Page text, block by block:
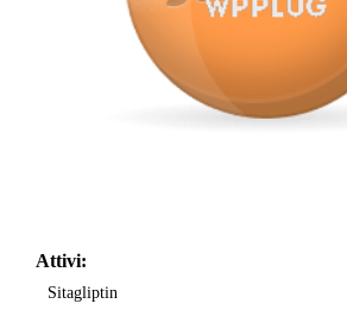
Attivi:
Sitagliptin